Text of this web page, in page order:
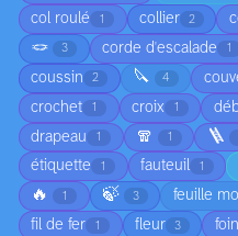
col roulé 1 collier 2
🪢 3 corde d'escalade 1
coussin 2 🔪 4
crochet 1 croix 1
drapeau 1 🧣 1 🪜
étiquette 1 fauteuil 1
🔥 1 🍃 3 feuille
fil de fer 1 fleur 3 foin